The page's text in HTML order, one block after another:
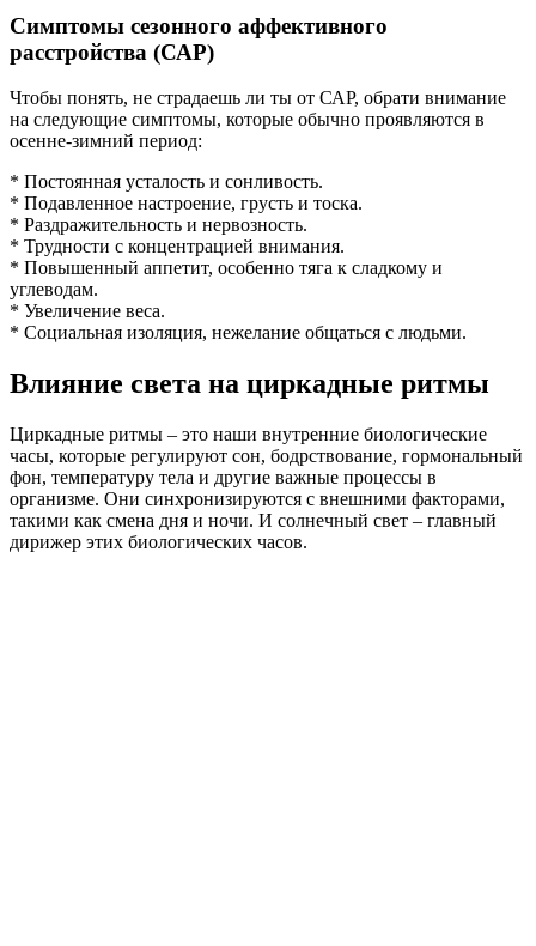
Симптомы сезонного аффективного
расстройства (САР)
Чтобы понять, не страдаешь ли ты от САР, обрати внимание
на следующие симптомы, которые обычно проявляются в
осенне-зимний период:
* Постоянная усталость и сонливость.
* Подавленное настроение, грусть и тоска.
* Раздражительность и нервозность.
* Трудности с концентрацией внимания.
* Повышенный аппетит, особенно тяга к сладкому и
углеводам.
* Увеличение веса.
* Социальная изоляция, нежелание общаться с людьми.
Влияние света на циркадные ритмы
Циркадные ритмы – это наши внутренние биологические
часы, которые регулируют сон, бодрствование, гормональный
фон, температуру тела и другие важные процессы в
организме. Они синхронизируются с внешними факторами,
такими как смена дня и ночи. И солнечный свет – главный
дирижер этих биологических часов.